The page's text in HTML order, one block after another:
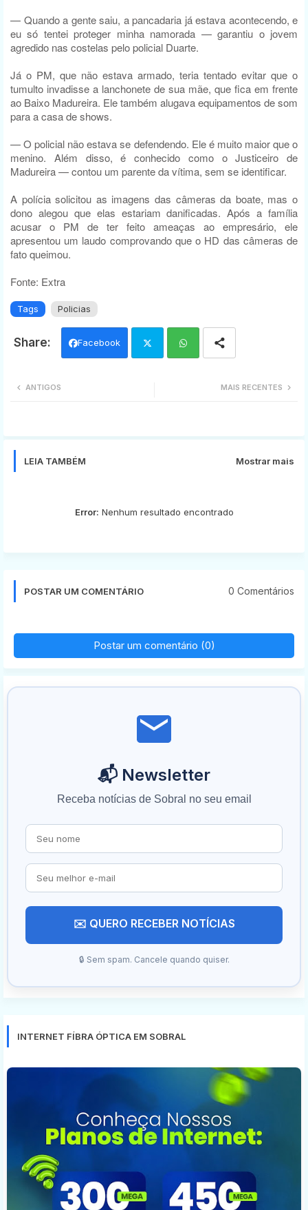
— Quando a gente saiu, a pancadaria já estava acontecendo, e
eu só tentei proteger minha namorada — garantiu o jovem
agredido nas costelas pelo policial Duarte.
Já o PM, que não estava armado, teria tentado evitar que o
tumulto invadisse a lanchonete de sua mãe, que fica em frente
ao Baixo Madureira. Ele também alugava equipamentos de som
para a casa de shows.
— O policial não estava se defendendo. Ele é muito maior que o
menino. Além disso, é conhecido como o Justiceiro de
Madureira — contou um parente da vítima, sem se identificar.
A polícia solicitou as imagens das câmeras da boate, mas o
dono alegou que elas estariam danificadas. Após a família
acusar o PM de ter feito ameaças ao empresário, ele
apresentou um laudo comprovando que o HD das câmeras de
fato queimou.
Fonte: Extra
Tags Policias
Facebook
MAIS RECENTES
ANTIGOS
LEIA TAMBÉM Mostrar mais
Error: Nenhum resultado encontrado
POSTAR UM COMENTÁRIO 0 Comentários
Postar um comentário (0)
📬 Newsletter
Receba notícias de Sobral no seu email
✉️ QUERO RECEBER NOTÍCIAS
🔒 Sem spam. Cancele quando quiser.
INTERNET FÍBRA ÓPTICA EM SOBRAL